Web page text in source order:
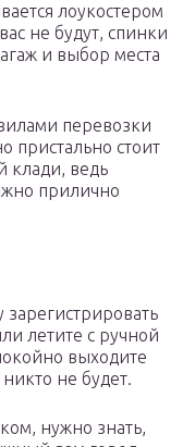
лоукостером
не будут, спинки
и выбор места
перевозки
пристально стоит
клади, ведь
прилично
зарегистрировать
летите с ручной
выходите
не будет.
нужно знать,